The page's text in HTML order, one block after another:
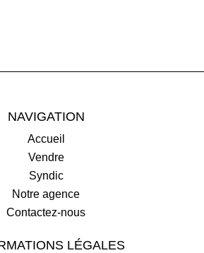
NAVIGATION
Accueil
Vendre
Syndic
Notre agence
Contactez-nous
LÉGALES